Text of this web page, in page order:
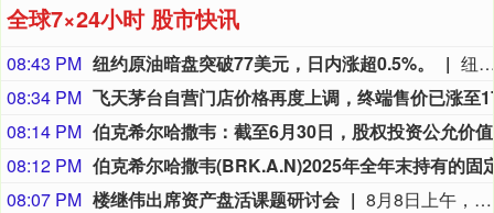
全球7×24小时 股市快讯
08:43 PM 纽约原油暗盘突破77美元，日内涨超0.5%。
纽约原油暗盘突破77美元
08:34 PM
08:14 PM
08:12 PM
08:07 PM 楼继伟出席资产盘活课题研讨会
8月8日上午，全球财富管理论坛在京召开“地方国有存量资产盘活进展、难点与策略”课题研讨会，楼继伟出席会议并做总结发言。楼继伟在发言中表示，盘活国有资产既是近期的当务之急，也是一项长期性的战略任务。当前我国GDP平减指数阶段性承压走低，财政维持紧平衡格局的压力持续攀升；我国税收结构以间接税为主体，税收收入增速显著弱于名义GDP增速，财政内生增收动能受限。叠加土地财政收入大幅收缩，地方隐性债务化解、长期限国债常态化发行带来的利息支出刚性上涨，收支两端压力持续凸显。综合多重现实约束来看，国有存量资产盘活并非短期应急手段，而是一项需要常态化、长效化推进的重点工作。（全球财富管理论坛）